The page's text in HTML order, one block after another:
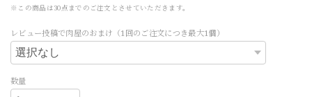
※この商品は30点までのご注文とさせていただきます。
レビュー投稿で肉屋のおまけ（1回のご注文につき最大1個）
数量